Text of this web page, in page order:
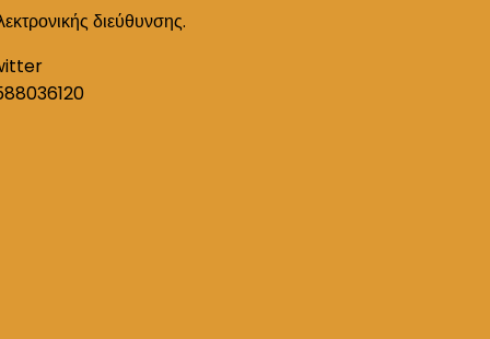
διεύθυνσης.